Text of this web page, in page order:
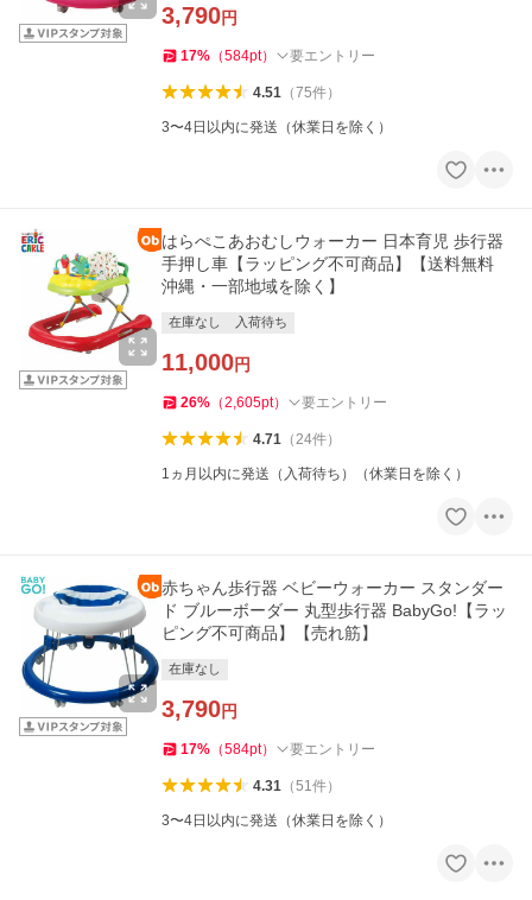
3,790円
17% （584pt） 要エントリー
4.51 （75件）
3〜4日以内に発送（休業日を除く）
はらぺこあおむしウォーカー 日本育児 歩行器
手押し車【ラッピング不可商品】【送料無料
沖縄・一部地域を除く】
在庫なし 入荷待ち
11,000円
26% （2,605pt） 要エントリー
4.71 （ 24件）
1ヵ月以内に発送（入荷待ち）（休業日を除く）
赤ちゃん歩行器 ベビーウォーカー スタンダー
ド ブルーボーダー 丸型歩行器 BabyGo!【ラッ
ピング不可商品】【売れ筋】
在庫なし
3,790円
17% （584pt） 要エントリー
4.31 （51 件）
3〜4日以内に発送（休業日を除く）